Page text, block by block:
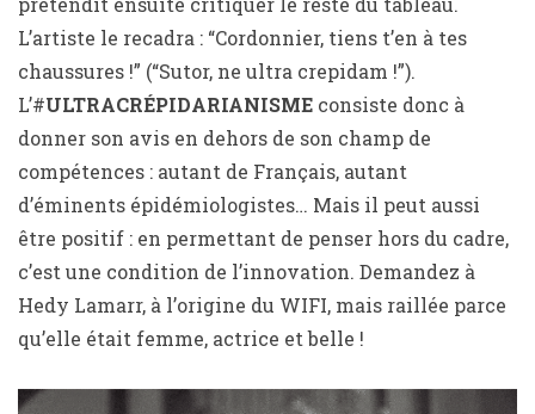
L’artiste le recadra : “Cordonnier, tiens t’en à tes
chaussures !” (“Sutor, ne ultra crepidam !”).
L’#ULTRACRÉPIDARIANISME consiste donc à
donner son avis en dehors de son champ de
compétences : autant de Français, autant
d’éminents épidémiologistes… Mais il peut aussi
être positif : en permettant de penser hors du cadre,
c’est une condition de l’innovation. Demandez à
Hedy Lamarr, à l’origine du WIFI, mais raillée parce
qu’elle était femme, actrice et belle !